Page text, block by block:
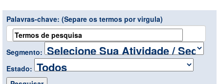
Palavras-chave: (Separe os termos por virgula)
Segmento:
Estado: